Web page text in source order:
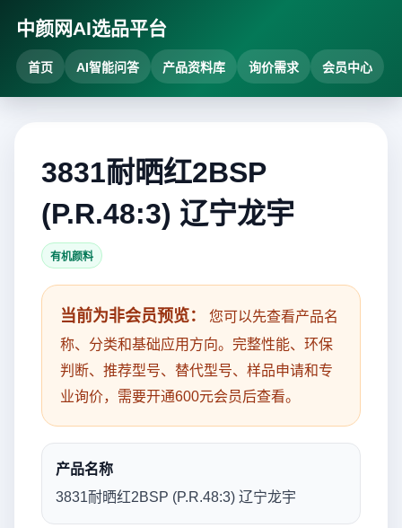
中颜网AI选品平台
首页 AI智能问答 产品资料库 询价需求 会员中心
3831耐晒红2BSP
(P.R.48:3) 辽宁龙宇
有机颜料
当前为非会员预览：
您可以先查看产品名
称、分类和基础应用方向。完整性能、环保
判断、推荐型号、替代型号、样品申请和专
业询价，需要开通600元会员后查看。
产品名称
3831耐晒红2BSP (P.R.48:3) 辽宁龙宇